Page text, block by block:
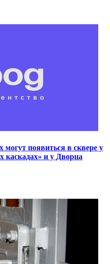
появиться в сквере у
каскадах» и у Дворца